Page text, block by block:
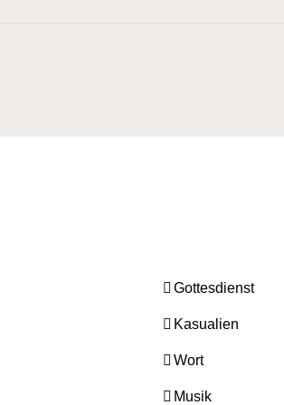
Gottesdienst
Kasualien
Wort
Musik